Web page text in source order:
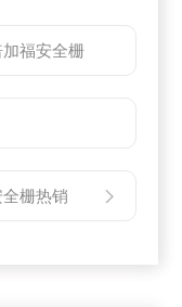
福安全栅
栅热销